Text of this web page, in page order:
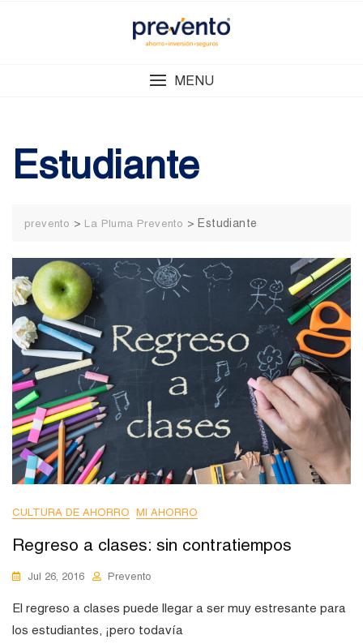
MENU
Estudiante
prevento > La Pluma Prevento > Estudiante
CULTURA DE AHORRO MI AHORRO
Regreso a clases: sin contratiempos
Jul 26, 2016 Prevento
El regreso a clases puede llegar a ser muy estresante para
los estudiantes, ¡pero todavía